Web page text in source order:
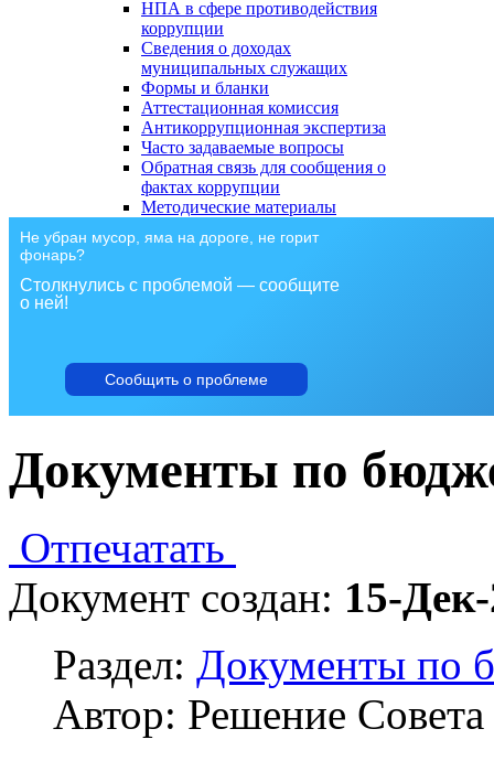
НПА в сфере противодействия
коррупции
Сведения о доходах
муниципальных служащих
Формы и бланки
Аттестационная комиссия
Антикоррупционная экспертиза
Часто задаваемые вопросы
Обратная связь для сообщения о
фактах коррупции
Методические материалы
Не убран мусор, яма на дороге, не горит
фонарь?
Столкнулись с проблемой — сообщите
о ней!
Сообщить о проблеме
Документы по
Отпечатать
Документ создан: 15-
Раздел: Документы по
Автор: Решение Совета